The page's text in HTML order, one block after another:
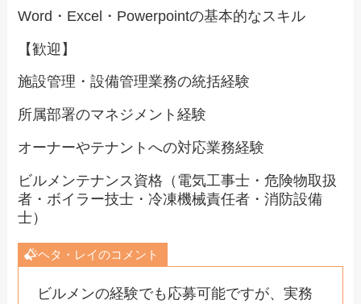
Word・Excel・Powerpointの基本的なスキル
【歓迎】
施設管理・設備管理業務の統括経験
所属部署のマネジメント経験
オーナーやテナントへの対応業務経験
ビルメンテナンス資格（電気工事士・危険物取扱
者・ボイラー技士・冷凍機械責任者・消防設備
士）
ヘタ・レイのコメント
ビルメンの経験でも応募可能ですが、実務